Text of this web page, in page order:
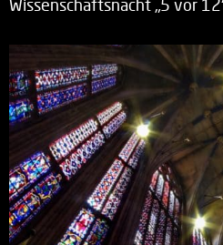
Wissenschaftsnacht „5 vor